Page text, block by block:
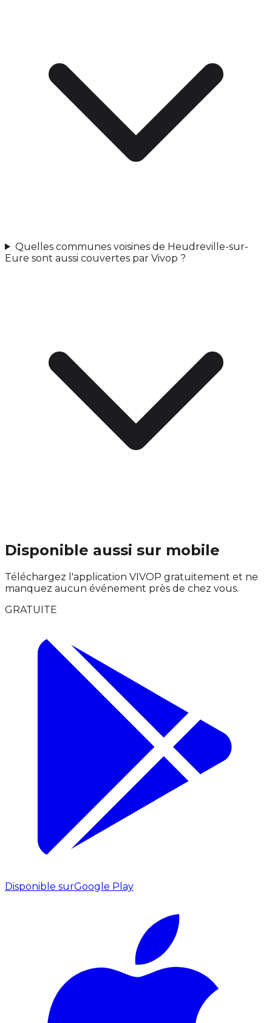
Quelles communes voisines de Heudreville-sur-
Eure sont aussi couvertes par Vivop ?
Disponible aussi sur mobile
Téléchargez l'application VIVOP gratuitement et ne
manquez aucun événement près de chez vous.
GRATUITE
Disponible surGoogle Play